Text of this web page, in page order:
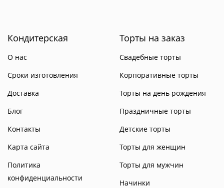
Кондитерская
О нас
Сроки изготовления
Доставка
Блог
Контакты
Карта сайта
Политика
конфиденциальности
Торты на заказ
Свадебные торты
Корпоративные торты
Торты на день рождения
Праздничные торты
Детские торты
Торты для женщин
Торты для мужчин
Начинки